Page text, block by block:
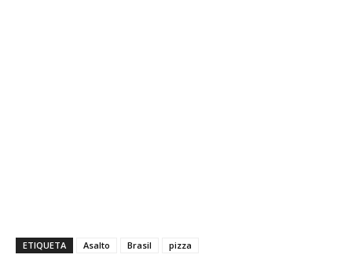
ETIQUETA Asalto Brasil pizza